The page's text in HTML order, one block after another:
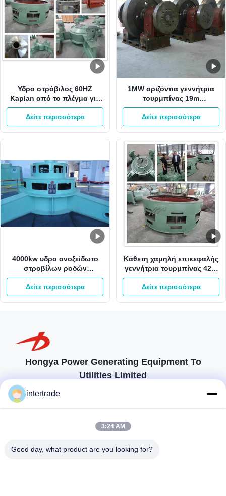
Υδρο στρόβιλος 60HZ
Kaplan από το πλέγμα για
το μίνι υδρο στρόβιλο
Kaplan σταθμών κάθετο
Δείτε περισσότερα
1MW οριζόντια γεννήτρια
τουρμπίνας 19m
μανομετρικό ύψος στήλης
νερού 6.2m3/S Kaplan
Δείτε περισσότερα
4000kw υδρο ανοξείδωτο
στροβίλων ροδών
στροβίλων 400V Kaplan
Kaplan νερού
Δείτε περισσότερα
Κάθετη χαμηλή επικεφαλής
γεννήτρια τουρμπίνας 42m
980kw 3m3/S Kaplan
Δείτε περισσότερα
Hongya Power Generating Equipment To
Utilities Limited
προσαρμοσμένες λύσεις για να ανταποκρίνονται στις απαιτήσεις των
86-28-37561966-8:00
intertrade
3:24 AM
Good day, what product are you looking for?